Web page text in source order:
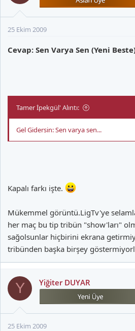
25 Ekim 2009
Cevap: Sen Varya Sen (Yeni
Tamer İpekgül' Alıntı:
Gel Gidersin: Sen varya sen...
Kapalı farkı işte.
Mükemmel görüntü.LigTv'ye
her maç bu tip tribün "show'ları"
sağolsunlar hiçbirini ekrana
tribünden başka birşey
Y Yiğiter DUYAR
25 Ekim 2009